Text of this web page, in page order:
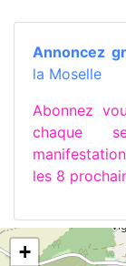
Annoncez
la Moselle
Abonnez
chaque
les 8
+